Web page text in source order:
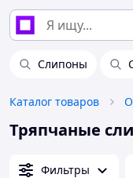
Слипоны
Каталог товаров
Тряпчаные
Фильтры